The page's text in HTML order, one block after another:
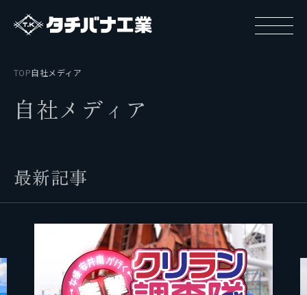
タチバナ工業について
タチバナ工業の強み
タチバナ工業はやわかり
TOP自社メディア
自社メ ディ ア
最新記事